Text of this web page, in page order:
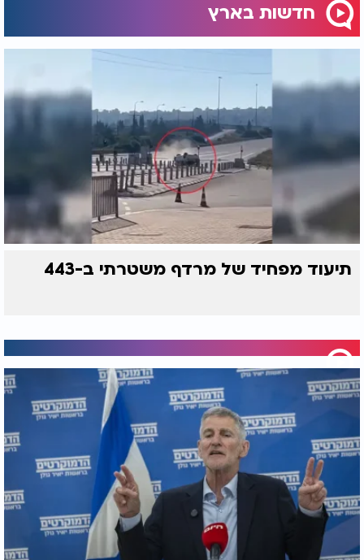
חדשות בארץ
תיעוד מפחיד של מרדף משטרתי ב-443